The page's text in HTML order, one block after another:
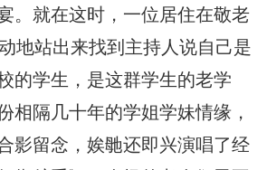
。就在这时，一位居住在敬老
地站出来找到主持人说自己是
的学生，是这群学生的老学
相隔几十年的学姐学妹情缘，
影留念，娭毑还即兴演唱了经